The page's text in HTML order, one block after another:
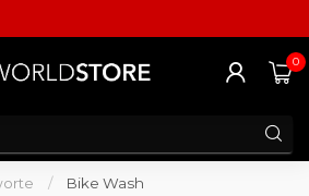
0
/ Bike Wash